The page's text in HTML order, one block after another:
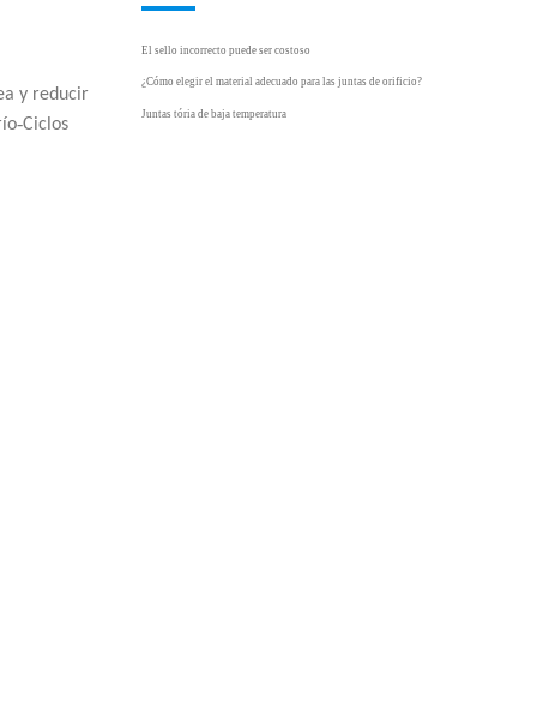
y reducir
-Ciclos
El sello incorrecto puede ser costoso
¿Cómo elegir el material adecuado para las juntas de orificio?
Juntas tória de baja temperatura